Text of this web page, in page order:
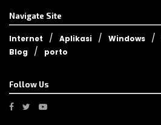
Navigate Site
Internet Aplikasi Windows
Blog
porto
Follow Us